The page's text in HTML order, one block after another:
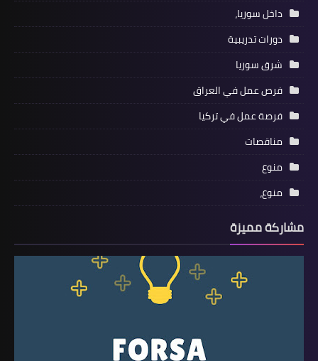
داخل سوريا،
دورات تدريبية
شرق سوريا
فرص عمل في العراق
فرصة عمل في تركيا
مناقصات
منوع
منوع،
مشاركة مميزة